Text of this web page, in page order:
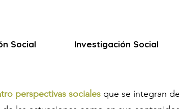
Social Investigación Social
perspectivas socialesque se integran